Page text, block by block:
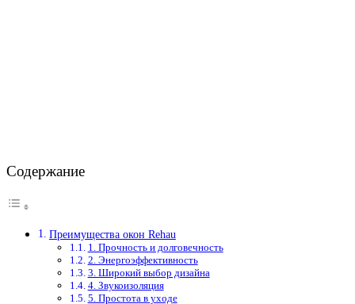
Содержание
Преимущества окон Rehau
1. Прочность и долговечность
2. Энергоэффективность
3. Широкий выбор дизайна
4. Звукоизоляция
5. Простота в уходе